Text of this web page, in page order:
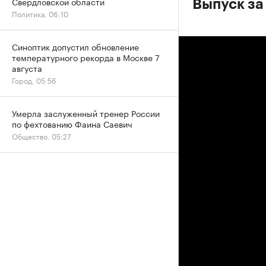
Выпуск
Политика, 06:10
Синоптик допустил обновление
температурного рекорда в Москве 7
августа
Город, 05:56
Умерла заслуженный тренер России
по фехтованию Фаина Саевич
Общество, 05:27